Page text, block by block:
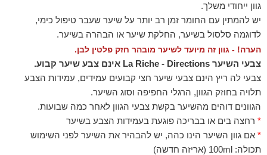
גוון ייחודי משלך.
יש להמתין עם החומר זמן רב יותר על שיער שעבר טיפול כימי,
לדוגמה סלסול בשיער, החלקת שיער או הבהרה בשיער.
הערה! - גוון זה מיועד לשיער מובהר חזק פלטין לבן.
צבעי השיער La Riche - Directions אינם צבע שיער קבוע.
צבעי לה ריץ הינם צבעי שיער חצי קבועים עמידים, עמידות הצבע
תלויה בחוזק הגוון, הרגלי החפיפה וסוג השיער.
הגוונים דוהים מהשיער בקשת צבעי הגוון לאחר כמה שבועות.
* רחצה בים או בבריכה פוגעת בעמידות הצבע בשיער
* אם גוון השיער הינו כהה, יש להבהיר את השיער לפני השימוש
תכולה: 100ml (אריזה חדשה)